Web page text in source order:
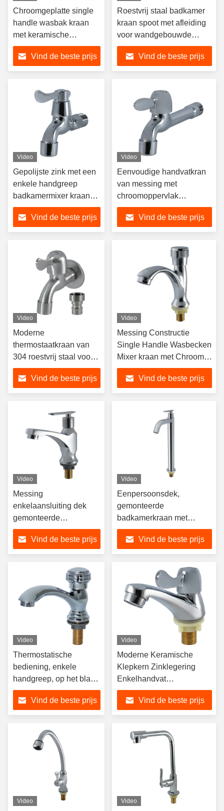
Chroomgeplatte single
handle wasbak kraan
met keramische
cartridge voor kantoor
gebouw badkamer
Vind de beste prijs
Roestvrij staal badkamer
kraan spoot met afleiding
voor wandgebouwde
keuken gootsteen
Vind de beste prijs
Video
Gepolijste zink met een
enkele handgreep
badkamermixer kraan
met keramische
cartridge en
wandmontage
Vind de beste prijs
Video
Eenvoudige handvatkran
van messing met
chroomoppervlak
afwerking voor warm- en
Vind de beste prijs
Video
Moderne
thermostaatkraan van
304 roestvrij staal voor
wastafel met
dekinstallatie voor
badkamer
Vind de beste prijs
Video
Messing Constructie
Single Handle Wasbecken
Mixer kraan met Chroom
Plating voor moderne
badkamersVind de beste prijs
Video
Messing
enkelaansluiting dek
gemonteerde
wastafelkraan met
gepolijste afwerking
voor badkamer
Vind de beste prijs
Video
Eenpersoonsdek,
gemonteerde
badkamerkraan met
afleiding, wasbak,
mixerkraanVind de beste prijs
Video
Thermostatische
bediening, enkele
handgreep, op het blad
gemonteerde
badkamerkraan voor
wastafel met gepolijste
Vind de beste prijs
Video
Moderne Keramische
Klepkern Zinklegering
Enkelhandvat
Wastafelkraan met
Verchroomde Afwerking
Vind de beste prijs
Video Video